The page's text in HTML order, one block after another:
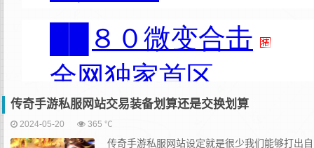
传奇手游私服网站交易装备划算还是交换划算
2024-05-20 365 ℃
传奇手游私服网站设定就是很少我们能够打出